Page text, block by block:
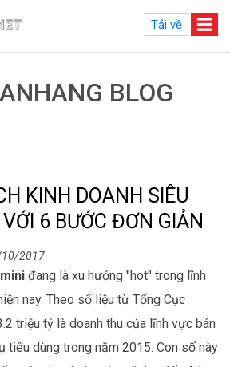
Tải về
BLOG
KINH DOANH SIÊU
6 BƯỚC ĐƠN GIẢN
2017
mini đang là xu hướng "hot" trong lĩnh
nay. Theo số liệu từ Tổng Cục
triệu tỷ là doanh thu của lĩnh vực bán
tiêu dùng trong năm 2015. Con số này